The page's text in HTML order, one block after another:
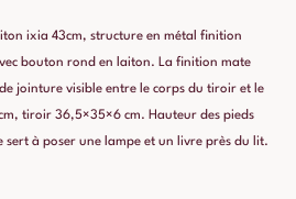
ixia 43cm, structure en métal finition
bouton rond en laiton. La finition mate
jointure visible entre le corps du tiroir et le
tiroir 36,5×35×6 cm. Hauteur des pieds
sert à poser une lampe et un livre près du lit.